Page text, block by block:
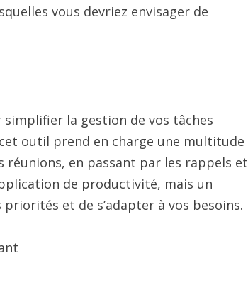
vous devriez envisager de
la gestion de vos tâches
outil prend en charge une multitude
réunions, en passant par les rappels et
de productivité, mais un
et de s’adapter à vos besoins.